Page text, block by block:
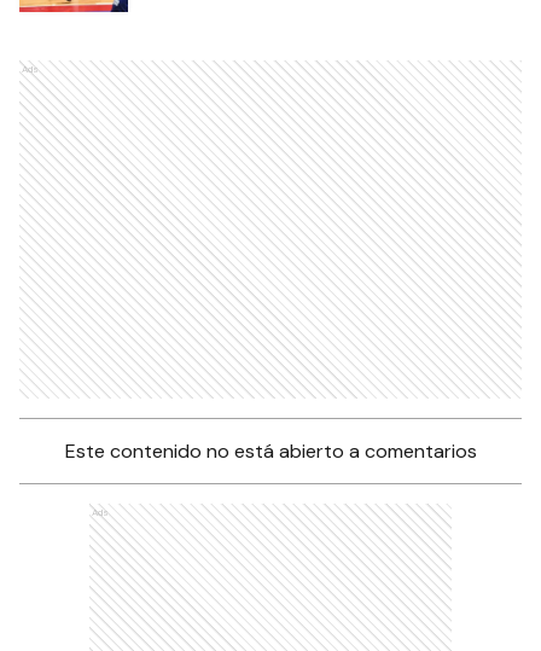
Ads
Este contenido no está abierto a comentarios
Ads